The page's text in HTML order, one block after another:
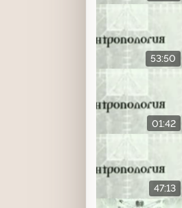
53:50
01:42
47:13